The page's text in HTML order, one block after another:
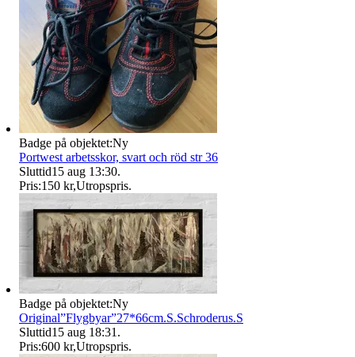
Badge på objektet:Ny
Portwest arbetsskor, svart och röd str 36
Sluttid15 aug 13:30.
Pris:150 kr,Utropspris.
Badge på objektet:Ny
Original”Flygbyar”27*66cm.S.Schroderus.S
Sluttid15 aug 18:31 .
Pris:600 kr,Utropspris.